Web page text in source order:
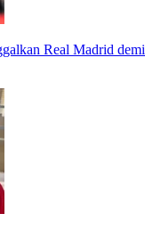
Real Madrid demi